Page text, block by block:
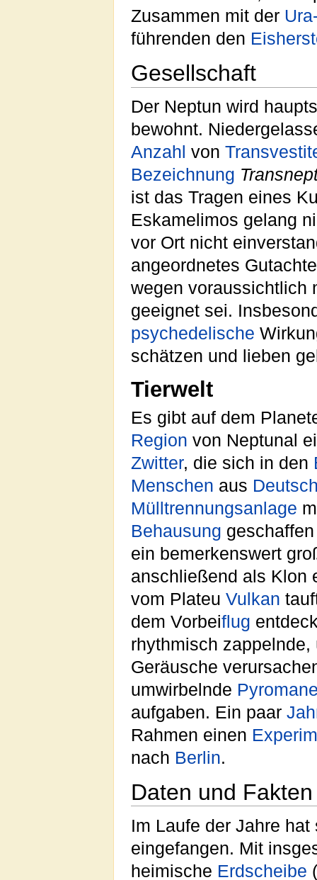
Zusammen mit der
führenden den
Gesellschaft
Der Neptun wird
bewohnt.
Anzahl von
Bezeichnung
ist das Tragen eines
Eskamelimos gelang
vor Ort nicht
angeordnetes
wegen voraussichtlich
geeignet sei.
psychedelische
schätzen und lieben
Tierwelt
Es gibt auf dem
Region von Neptunal
Zwitter, die sich in den
Menschen aus
Mülltrennungsanlage
Behausung
ein bemerkenswert
anschließend als Klon
vom Plateu Vulkan
dem Vorbeiflug
rhythmisch
Geräusche
umwirbelnde
aufgaben. Ein paar
Rahmen einen
nach Berlin.
Daten und Fakten
Im Laufe der Jahre
eingefangen. Mit
heimische Erdscheibe